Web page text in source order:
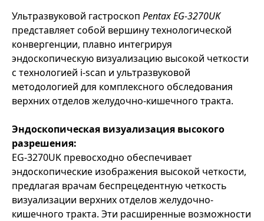
Ультразвуковой гастроскоп Pentax EG-3270UK
представляет собой вершину технологической
конвергенции, плавно интегрируя
эндоскопическую визуализацию высокой четкости
с технологией i-scan и ультразвуковой
методологией для комплексного обследования
верхних отделов желудочно-кишечного тракта.
Эндоскопическая визуализация высокого
разрешения:
EG-3270UK превосходно обеспечивает
эндоскопические изображения высокой четкости,
предлагая врачам беспрецедентную четкость
визуализации верхних отделов желудочно-
кишечного тракта. Эти расширенные возможности